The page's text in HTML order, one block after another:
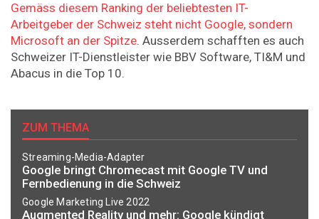
Gemäss diesem Ranking der beliebtesten IT-
Arbeitgeber der Schweiz steht nicht Google, sondern
Microsoft an der Spitze. Ausserdem schafften es auch
Schweizer IT-Dienstleister wie BBV Software, TI&M und
Abacus in die Top 10.
ZUM THEMA
Streaming-Media-Adapter
Google bringt Chromecast mit Google TV und
Fernbedienung in die Schweiz
Google Marketing Live 2022
Augmented Reality und mehr: Google kündigt